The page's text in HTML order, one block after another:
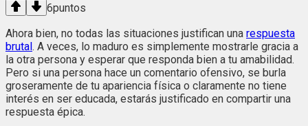
6puntos
Ahora bien, no todas las situaciones justifican una respuesta
brutal. A veces, lo maduro es simplemente mostrarle gracia a
la otra persona y esperar que responda bien a tu amabilidad.
Pero si una persona hace un comentario ofensivo, se burla
groseramente de tu apariencia física o claramente no tiene
interés en ser educada, estarás justificado en compartir una
respuesta épica.